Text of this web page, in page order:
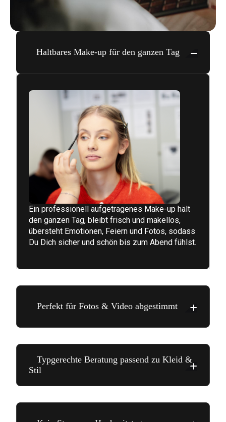
Haltbares Make-up für den ganzen Tag
Ein professionell aufgetragenes Make-up hält
den ganzen Tag, bleibt frisch und makellos,
übersteht Emotionen, Feiern und Fotos, sodass
Du Dich sicher und schön bis zum Abend fühlst.
Perfekt für Fotos & Video abgestimmt
Typgerechte Beratung passend zu Kleid &
Stil